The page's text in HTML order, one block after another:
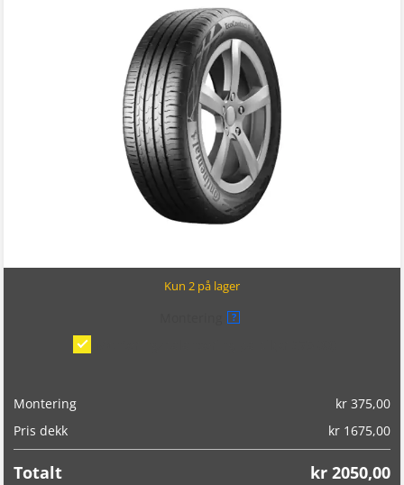
Kun 2 på lager
?
Montering kr375,00
Pris dekk
kr1675,00
Totalt kr2050,00